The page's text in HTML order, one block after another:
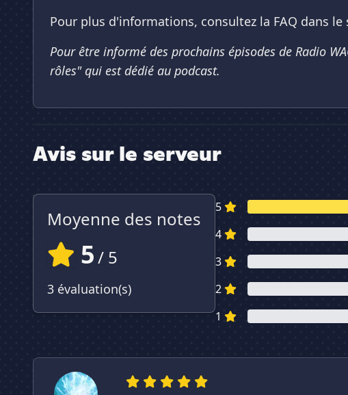
Pour plus d'informations, consultez la FAQ dans
Pour être informé des prochains épisodes de Radio
rôles" qui est dédié au podcast.
Avis sur le serveur
Moyenne des notes
5/ 5
3 évaluation(s)
5
4
3
2
1